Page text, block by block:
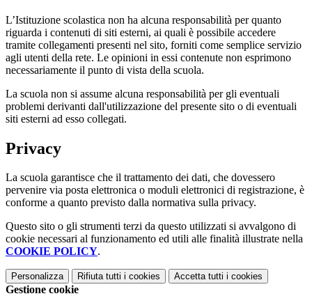
L’Istituzione scolastica non ha alcuna responsabilità per quanto
riguarda i contenuti di siti esterni, ai quali è possibile accedere
tramite collegamenti presenti nel sito, forniti come semplice servizio
agli utenti della rete. Le opinioni in essi contenute non esprimono
necessariamente il punto di vista della scuola.
La scuola non si assume alcuna responsabilità per gli eventuali
problemi derivanti dall'utilizzazione del presente sito o di eventuali
siti esterni ad esso collegati.
Privacy
La scuola garantisce che il trattamento dei dati, che dovessero
pervenire via posta elettronica o moduli elettronici di registrazione, è
conforme a quanto previsto dalla normativa sulla privacy.
Questo sito o gli strumenti terzi da questo utilizzati si avvalgono di
cookie necessari al funzionamento ed utili alle finalità illustrate nella
COOKIE POLICY.
Personalizza Rifiuta tutti i cookies Accetta tutti i cookies
Gestione cookie